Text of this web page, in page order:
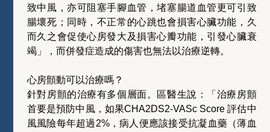
致中風，亦可阻塞手腳血管，堵塞腸道血管更可引致
腸壞死；同時，不正常的心跳也會損害心臟功能，久
而久之會促使心房發大及損害心瓣功能，引發心臟衰
竭」，而併發症造成的傷害也無法以治療逆轉。
心房顫動可以治療嗎？
針對房顫的治療有多個層面。區醫生說：「治療房顫
首要是預防中風，如果CHA2DS2-VASc Score 評估中
風風險每年超過2%，病人便應該接受抗凝血藥（薄血